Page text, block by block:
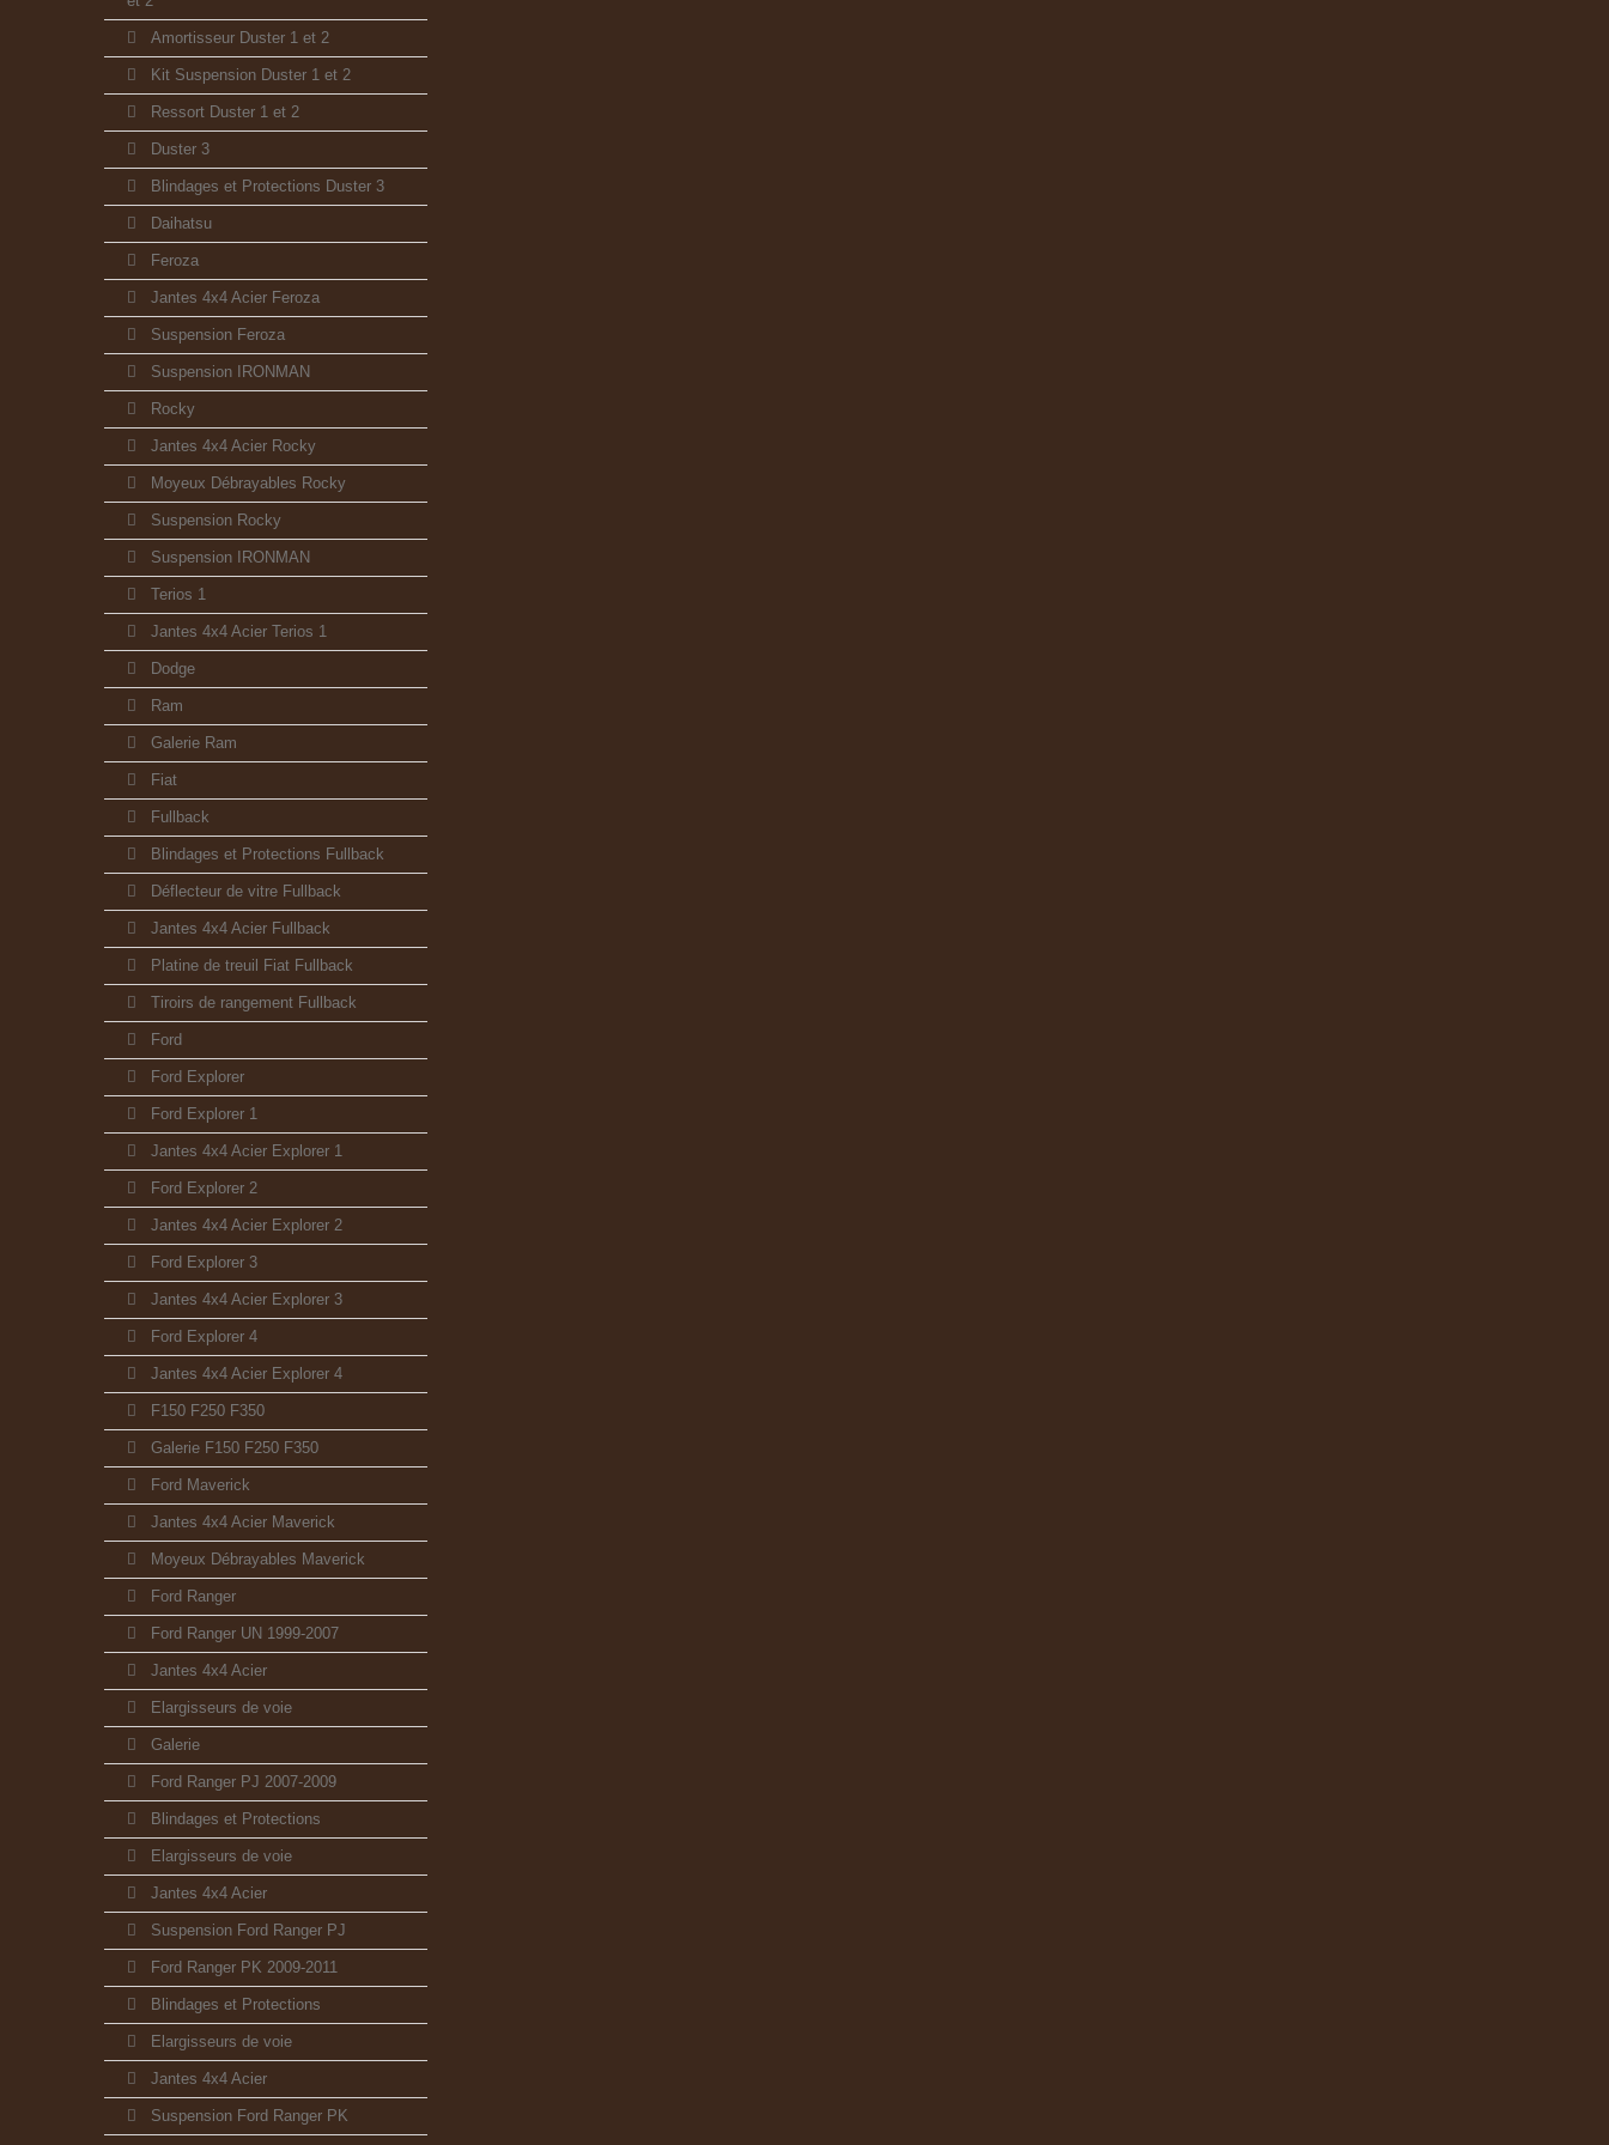
Amortisseur Duster 1 et 2
Kit Suspension Duster 1 et 2
Ressort Duster 1 et 2
Duster 3
Blindages et Protections Duster 3
Daihatsu
Feroza
Jantes 4x4 Acier Feroza
Suspension Feroza
Suspension IRONMAN
Rocky
Jantes 4x4 Acier Rocky
Moyeux Débrayables Rocky
Suspension Rocky
Suspension IRONMAN
Terios 1
Jantes 4x4 Acier Terios 1
Dodge
Ram
Galerie Ram
Fiat
Fullback
Blindages et Protections Fullback
Déflecteur de vitre Fullback
Jantes 4x4 Acier Fullback
Platine de treuil Fiat Fullback
Tiroirs de rangement Fullback
Ford
Ford Explorer
Ford Explorer 1
Jantes 4x4 Acier Explorer 1
Ford Explorer 2
Jantes 4x4 Acier Explorer 2
Ford Explorer 3
Jantes 4x4 Acier Explorer 3
Ford Explorer 4
Jantes 4x4 Acier Explorer 4
F150 F250 F350
Galerie F150 F250 F350
Ford Maverick
Jantes 4x4 Acier Maverick
Moyeux Débrayables Maverick
Ford Ranger
Ford Ranger UN 1999-2007
Jantes 4x4 Acier
Elargisseurs de voie
Galerie
Ford Ranger PJ 2007-2009
Blindages et Protections
Elargisseurs de voie
Jantes 4x4 Acier
Suspension Ford Ranger PJ
Ford Ranger PK 2009-2011
Blindages et Protections
Elargisseurs de voie
Jantes 4x4 Acier
Suspension Ford Ranger PK